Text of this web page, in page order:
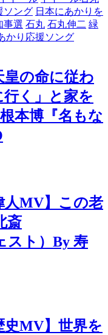
ソング 日本にあかりを
事選 石丸 石丸伸二 緑
かり応援ソング
皇の命に従わ
く」と家を
本博『名もな
人MV】この老
斎
ト）By 寿
史MV】世界を